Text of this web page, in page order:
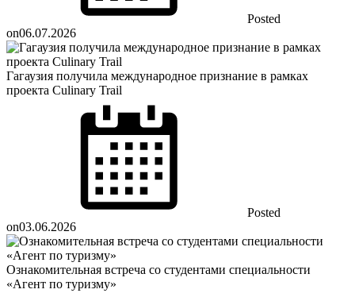
Posted
on06.07.2026
Гагаузия получила международное признание в рамках
проекта Culinary Trail
Posted
on03.06.2026
Ознакомительная встреча со студентами специальности
«Агент по туризму»